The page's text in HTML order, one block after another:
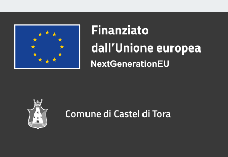
Comune di Castel di Tora